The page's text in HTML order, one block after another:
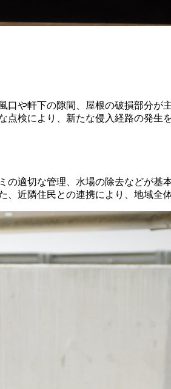
や軒下の隙間、屋根の破損部分が
検により、新たな侵入経路の発生
適切な管理、水場の除去などが基
近隣住民との連携により、地域全